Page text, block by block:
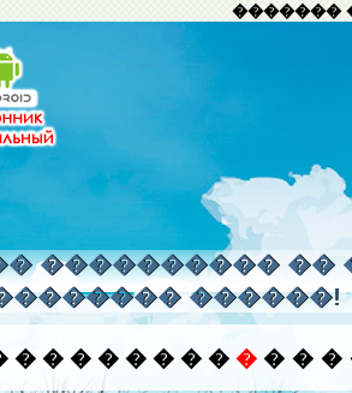
�������
���������� ��
������!
� � � � � � � � � � � �